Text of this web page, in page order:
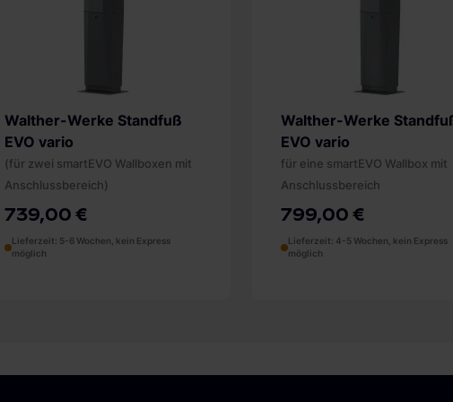
Walther-Werke Standfuß
EVO vario
(für zwei smartEVO Wallboxen mit
Anschlussbereich)
739,00 €
Lieferzeit: 5-6 Wochen, kein Express
möglich
Walther-Werke
EVO vario
für eine smartEVO Wallbox mit
Anschlussbereich
799,00 €
Lieferzeit: 4-5 Wochen, kein Express
möglich